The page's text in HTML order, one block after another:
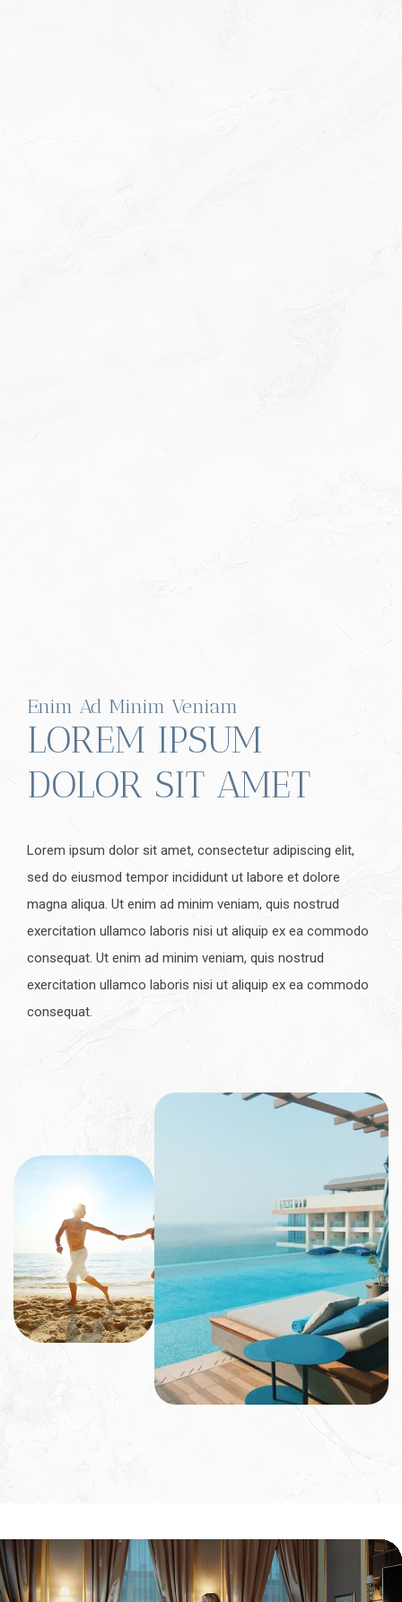
Enim Ad Minim Veniam
LOREM IPSUM
DOLOR SIT AMET
Lorem ipsum dolor sit amet, consectetur adipiscing elit,
sed do eiusmod tempor incididunt ut labore et dolore
magna aliqua. Ut enim ad minim veniam, quis nostrud
exercitation ullamco laboris nisi ut aliquip ex ea commodo
consequat. Ut enim ad minim veniam, quis nostrud
exercitation ullamco laboris nisi ut aliquip ex ea commodo
consequat.